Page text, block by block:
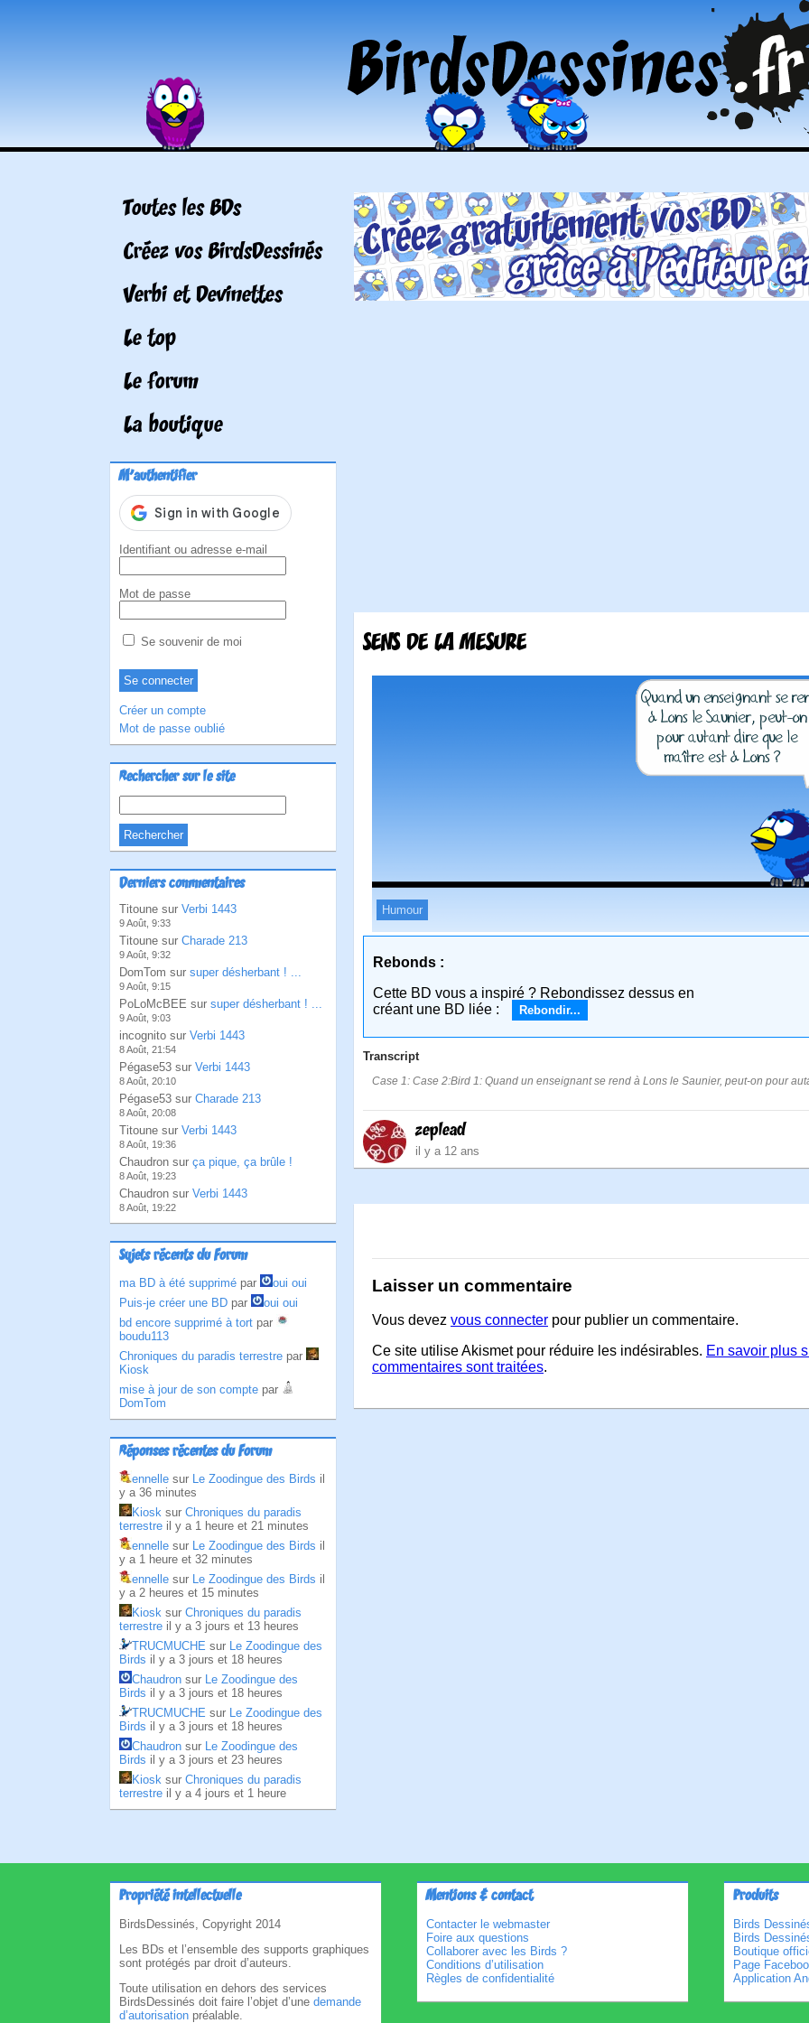
Toutes les BDs
Créez vos BirdsDessinés
Verbi et Devinettes
Le top
Le forum
La boutique
M'authentifier
Identifiant ou adresse e-mail
Mot de passe
Se souvenir de moi
Créer un compte
Mot de passe oublié
Rechercher sur le site
Derniers commentaires
Titoune sur Verbi 1443
9 Août, 9:33
Titoune sur Charade 213
9 Août, 9:32
DomTom sur super désherbant ! ...
9 Août, 9:15
PoLoMcBEE sur super désherbant ! ...
9 Août, 9:03
incognito sur Verbi 1443
8 Août, 21:54
Pégase53 sur Verbi 1443
8 Août, 20:10
Pégase53 sur Charade 213
8 Août, 20:08
Titoune sur Verbi 1443
8 Août, 19:36
Chaudron sur ça pique, ça brûle !
8 Août, 19:23
Chaudron sur Verbi 1443
8 Août, 19:22
Sujets récents du Forum
ma BD à été supprimé par
oui oui
Puis-je créer une BD par
oui oui
bd encore supprimé à tort par
boudu113
Chroniques du paradis terrestre par
Kiosk
mise à jour de son compte par
DomTom
Réponses récentes du Forum
ennelle sur Le Zoodingue des Birds il
y a 36 minutes
Kiosk sur Chroniques du paradis
terrestre il y a 1 heure et 21 minutes
ennelle sur Le Zoodingue des Birds il
y a 1 heure et 32 minutes
ennelle sur Le Zoodingue des Birds il
y a 2 heures et 15 minutes
Kiosk sur Chroniques du paradis
terrestre il y a 3 jours et 13 heures
TRUCMUCHE sur Le Zoodingue des
Birds il y a 3 jours et 18 heures
Chaudron sur Le Zoodingue des
Birds il y a 3 jours et 18 heures
TRUCMUCHE sur Le Zoodingue des
Birds il y a 3 jours et 18 heures
Chaudron sur Le Zoodingue des
Birds il y a 3 jours et 23 heures
Kiosk sur Chroniques du paradis
terrestre il y a 4 jours et 1 heure
SENS DE LA MESURE
Humour
Rebonds :
Cette BD vous a inspiré ? Rebondissez dessus en
créant une BD liée :
Rebondir...
Transcript
Case 1: Case 2:Bird 1: Quand un enseignant se rend à Lons le Saunier, peut-on pour
zeplead
il y a 12 ans
Laisser un commentaire
Vous devez vous connecter pour publier un commentaire.
Ce site utilise Akismet pour réduire les indésirables. En savoir plus
commentaires sont traitées.
Propriété intellectuelle
BirdsDessinés, Copyright 2014
Les BDs et l’ensemble des supports graphiques
sont protégés par droit d’auteurs.
Toute utilisation en dehors des services
BirdsDessinés doit faire l’objet d’une demande
d’autorisation préalable.
Mentions & contact
Contacter le webmaster
Foire aux questions
Collaborer avec les Birds ?
Conditions d’utilisation
Règles de confidentialité
Produits
Birds
Birds
Boutique
Page
Application